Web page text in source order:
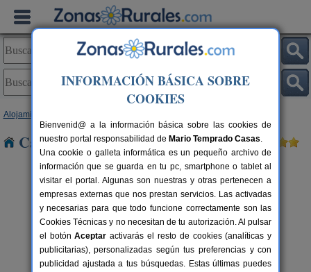
Alojamientos
Casas Rurales cerca de Benegiles
4 pers.
desde30 €
Casa Rural El Barricuevo
Almeida de Sayago (Zamora)
INFORMACIÓN BÁSICA SOBRE
COOKIES
Bienvenid@ a la información básica sobre las cookies de
nuestro portal responsabilidad de Mario Temprado Casas.
Una cookie o galleta informática es un pequeño archivo de
información que se guarda en tu pc, smartphone o tablet al
visitar el portal. Algunas son nuestras y otras pertenecen a
empresas externas que nos prestan servicios. Las activadas
y necesarias para que todo funcione correctamente son las
Cookies Técnicas y no necesitan de tu autorización. Al pulsar
el botónAceptar activarás el resto de cookies (analíticas y
publicitarias), personalizadas según tus preferencias y con
publicidad ajustada a tus búsquedas. Estas últimas puedes